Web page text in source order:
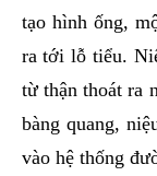
tạo hình ống,
ra tới lỗ tiểu.
từ thận thoát ra
bàng quang,
vào hệ thống